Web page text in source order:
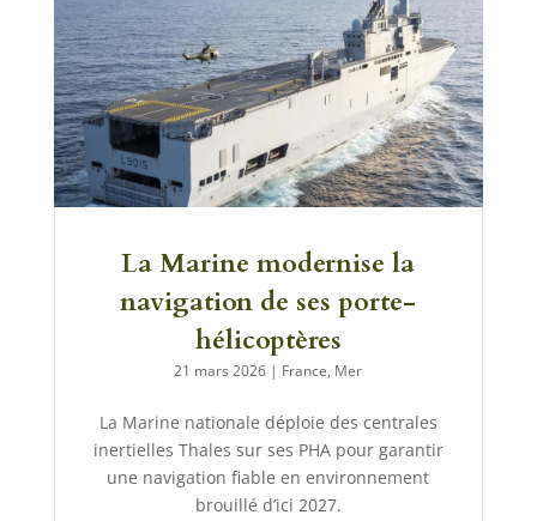
La Marine modernise la
navigation de ses porte-
hélicoptères
21 mars 2026 | France, Mer
La Marine nationale déploie des centrales
inertielles Thales sur ses PHA pour garantir
une navigation fiable en environnement
brouillé d’ici 2027.